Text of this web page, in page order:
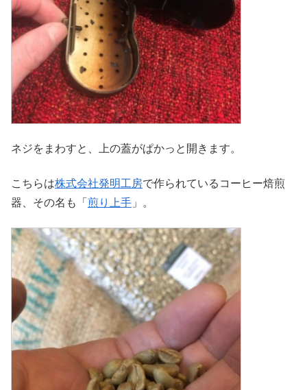
ネジをまわすと、上の蓋がぱかっと開きます。
こちらは株式会社発明工房で作られているコーヒー焙煎
器、その名も「 煎り上手 」。